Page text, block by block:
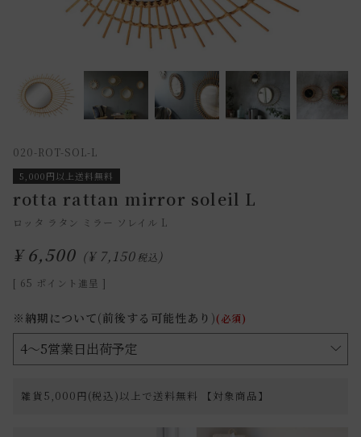
020-ROT-SOL-L
5,000円以上送料無料
rotta rattan mirror soleil L
ロッタ ラタン ミラー ソレイル L
¥ 6,500 ¥ 7,150税込
[ 65 ポイント進呈 ]
※納期について(前後する可能性あり)(必須)
雑貨5,000円(税込)以上で送料無料 【対象商品】